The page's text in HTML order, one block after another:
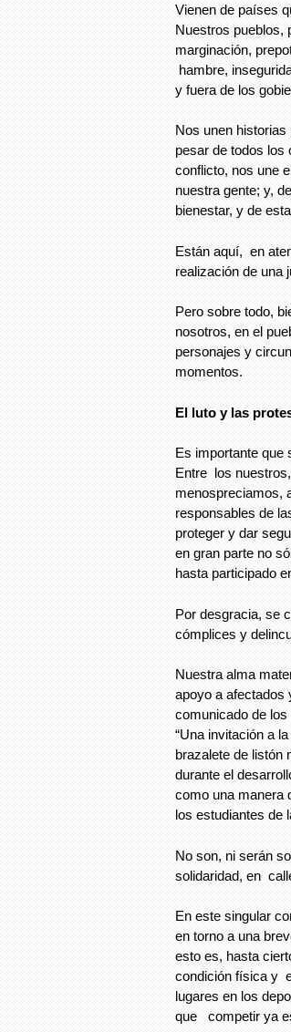
Vienen de países
Nuestros pueblos,
marginación,
hambre,
y fuera de los
Nos unen
pesar de todos los
conflicto, nos une
nuestra gente; y,
bienestar, y de
Están aquí, en
realización de una
Pero sobre todo,
nosotros, en el
personajes y
momentos.
El luto y las
Es importante que
Entre los
menospreciamos,
responsables de
proteger y dar
en gran parte no
hasta participado
Por desgracia, se
cómplices y
Nuestra alma
apoyo a afectados
comunicado de
“Una invitación a
brazalete de listón
durante el
como una manera
los estudiantes de
No son, ni serán
solidaridad, en
En este singular
en torno a una
esto es, hasta
condición física y
lugares en los
que competir ya